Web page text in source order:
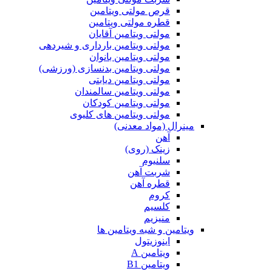
قرص مولتی ویتامین
قطره مولتی ویتامین
مولتی ویتامین آقایان
مولتی ویتامین بارداری و شیردهی
مولتی ویتامین بانوان
مولتی ویتامین بدنسازی (ورزشی)
مولتی ویتامین دیابتی
مولتی ویتامین سالمندان
مولتی ویتامین کودکان
مولتی ویتامین های کلیوی
مینرال (مواد معدنی)
آهن
زینک (روی)
سلنیوم
شربت آهن
قطره آهن
کروم
کلسیم
منیزیم
ویتامین و شبه ویتامین ها
اینوزیتول
ویتامین A
ویتامین B1